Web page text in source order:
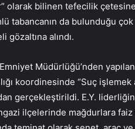
olarak bilinen tefecilik
tabancanın da bulunduğu
gözaltına alındı.
Müdürlüğü’nden
koordinesinde “Suç
gerçekleştirildi. E.Y.
ilçelerinde mağdurlara faiz